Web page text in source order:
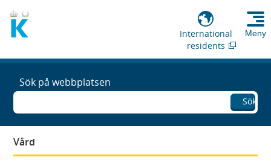
International
residents
Meny
Sök på webbplatsen
Sök
Vård